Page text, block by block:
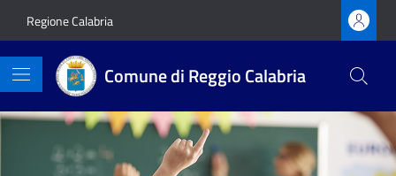
Regione Calabria
Comune di Reggio Calabria